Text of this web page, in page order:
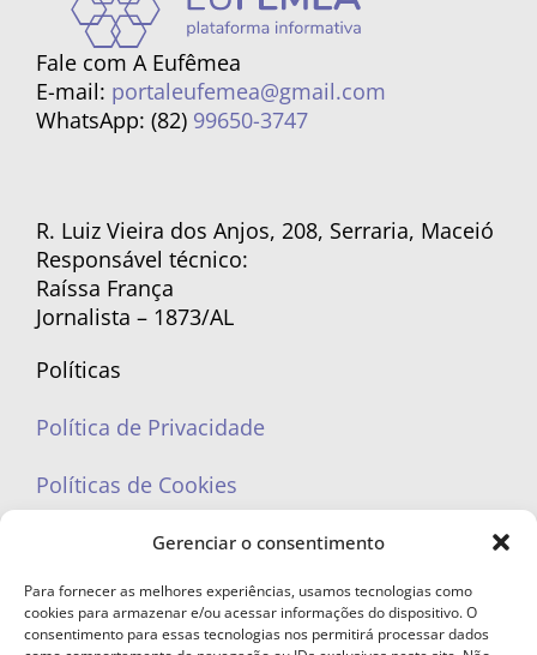
Gerenciar o consentimento
Para fornecer as melhores experiências, usamos tecnologias como
cookies para armazenar e/ou acessar informações do dispositivo. O
consentimento para essas tecnologias nos permitirá processar dados
Fale com A Eufêmea
E-mail: portaleufemea@gmail.com
WhatsApp: (82) 99650-3747
R. Luiz Vieira dos Anjos, 208, Serraria, Maceió
Responsável técnico:
Raíssa França
Jornalista – 1873/AL
Políticas
Política de Privacidade
Políticas de Cookies
portaleufemea@gmail.com